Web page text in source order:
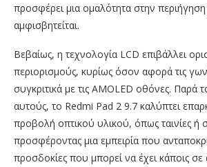
προσφέρει μια ομαλότητα στην
αμφισβητείται.
Βεβαίως, η τεχνολογία LCD επιβάλλει
περιορισμούς, κυρίως όσον αφορά τις
συγκριτικά με τις AMOLED οθόνες. Παρά
αυτούς, το Redmi Pad 2 9.7 καλύπτει
προβολή οπτικού υλικού, όπως ταινίες ή
προσφέροντας μια εμπειρία που
προσδοκίες που μπορεί να έχει κάποις σε